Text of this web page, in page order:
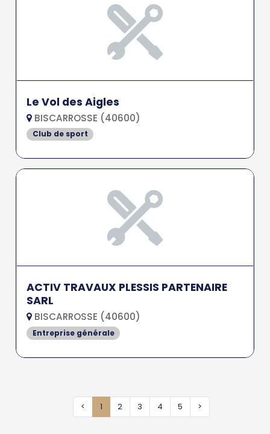
Le Vol des Aigles
BISCARROSSE (40600)
Club de sport
ACTIV TRAVAUX PLESSIS PARTENAIRE
SARL
BISCARROSSE (40600)
Entreprise générale
< 1 2 3 4 5 >